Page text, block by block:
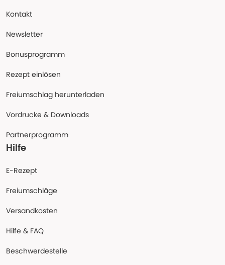
Kontakt
Newsletter
Bonusprogramm
Rezept einlösen
Freiumschlag herunterladen
Vordrucke & Downloads
Partnerprogramm
Hilfe
E-Rezept
Freiumschläge
Versandkosten
Hilfe & FAQ
Beschwerdestelle